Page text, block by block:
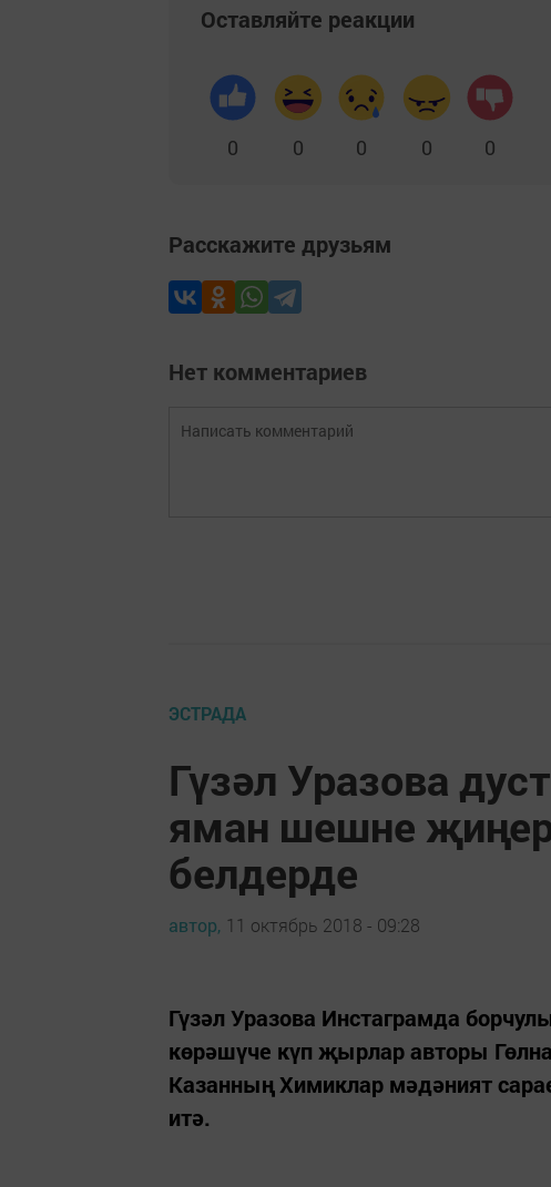
Оставляйте реакции
0 0 0 0 0
Расскажите друзьям
Нет комментариев
ЭСТРАДА
Гүзәл Уразова
яман шешне
белдерде
автор, 11 октябрь 2018 - 09:28
Гүзәл Уразова Инстаграмда
көрәшүче күп җырлар авторы
Казанның Химиклар мәдәният
итә.